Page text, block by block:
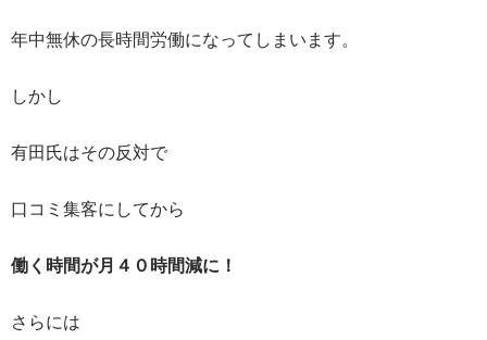
年中無休の長時間労働になってしまいます。
しかし
有田氏はその反対で
口コミ集客にしてから
働く時間が月４０時間減に！
さらには